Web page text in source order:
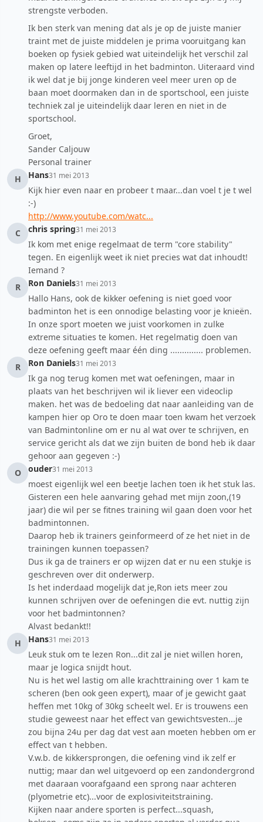
strengste verboden.
Ik ben sterk van mening dat als je op de juiste manier
traint met de juiste middelen je prima vooruitgang kan
boeken op fysiek gebied wat uiteindelijk het verschil zal
maken op latere leeftijd in het badminton. Uiteraard vind
ik wel dat je bij jonge kinderen veel meer uren op de
baan moet doormaken dan in de sportschool, een juiste
techniek zal je uiteindelijk daar leren en niet in de
sportschool.
Groet,
Sander Caljouw
Personal trainer
H
Hans31 mei 2013
Kijk hier even naar en probeer t maar...dan voel t je t wel
:-)
http://www.youtube.com/watc...
C
chris spring31 mei 2013
Ik kom met enige regelmaat de term "core stability"
tegen. En eigenlijk weet ik niet precies wat dat inhoudt!
Iemand ?
R
Ron Daniels31 mei 2013
Hallo Hans, ook de kikker oefening is niet goed voor
badminton het is een onnodige belasting voor je knieën.
In onze sport moeten we juist voorkomen in zulke
extreme situaties te komen. Het regelmatig doen van
deze oefening geeft maar één ding .............. problemen.
R
Ron Daniels31 mei 2013
Ik ga nog terug komen met wat oefeningen, maar in
plaats van het beschrijven wil ik liever een videoclip
maken. het was de bedoeling dat naar aanleiding van de
kampen hier op Oro te doen maar toen kwam het verzoek
van Badmintonline om er nu al wat over te schrijven, en
service gericht als dat we zijn buiten de bond heb ik daar
gehoor aan gegeven :-)
O
ouder31 mei 2013
moest eigenlijk wel een beetje lachen toen ik het stuk las.
Gisteren een hele aanvaring gehad met mijn zoon,(19
jaar) die wil per se fitnes training wil gaan doen voor het
badmintonnen.
Daarop heb ik trainers geinformeerd of ze het niet in de
trainingen kunnen toepassen?
Dus ik ga de trainers er op wijzen dat er nu een stukje is
geschreven over dit onderwerp.
Is het inderdaad mogelijk dat je,Ron iets meer zou
kunnen schrijven over de oefeningen die evt. nuttig zijn
voor het badmintonnen?
Alvast bedankt!!
H
Hans31 mei 2013
Leuk stuk om te lezen Ron...dit zal je niet willen horen,
maar je logica snijdt hout.
Nu is het wel lastig om alle krachttraining over 1 kam te
scheren (ben ook geen expert), maar of je gewicht gaat
heffen met 10kg of 30kg scheelt wel. Er is trouwens een
studie geweest naar het effect van gewichtsvesten...je
zou bijna 24u per dag dat vest aan moeten hebben om er
effect van t hebben.
V.w.b. de kikkersprongen, die oefening vind ik zelf er
nuttig; maar dan wel uitgevoerd op een zandondergrond
met daaraan voorafgaand een sprong naar achteren
(plyometrie etc)...voor de explosiviteitstraining.
Kijken naar andere sporten is perfect...squash,